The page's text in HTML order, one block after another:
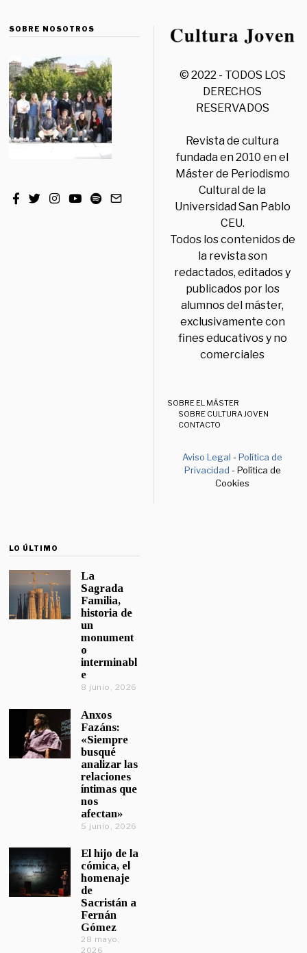
SOBRE NOSOTROS
© 2022 - TODOS LOS
DERECHOS
RESERVADOS
Revista de cultura
fundada en 2010 en el
Máster de Periodismo
Cultural de la
Universidad San Pablo
CEU.
Todos los contenidos de
la revista son
redactados, editados y
publicados por los
alumnos del máster,
exclusivamente con
fines educativos y no
comerciales
SOBRE EL MÁSTER
SOBRE CULTURA JOVEN
CONTACTO
Aviso Legal -Política de
Privacidad - Política de
Cookies
LO ÚLTIMO
La
Sagrada
Familia,
historia de
un
monument
o
interminabl
e
8 junio, 2026
Anxos
Fazáns:
«Siempre
busqué
analizar las
relaciones
íntimas que
nos
afectan»
5 junio, 2026
El hijo de la
cómica, el
homenaje
de
Sacristán a
Fernán
Gómez
28 mayo,
2026